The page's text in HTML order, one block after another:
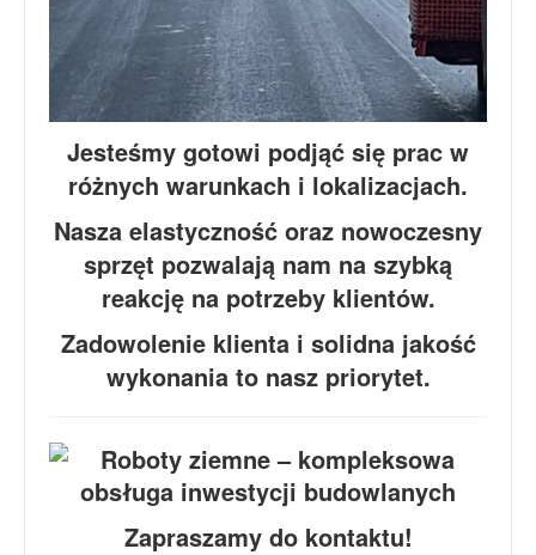
Jesteśmy gotowi podjąć się prac w
różnych warunkach i lokalizacjach.
Nasza elastyczność oraz nowoczesny
sprzęt pozwalają nam na szybką
reakcję na potrzeby klientów.
Zadowolenie klienta i solidna jakość
wykonania to nasz priorytet.
Zapraszamy do kontaktu!